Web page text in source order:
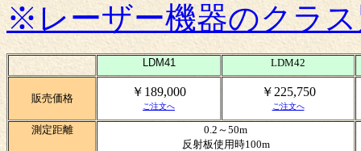
※レーザー機器のクラ
LDM41 LDM42
販売価格 ￥189,000
ご注文へ
￥225,750
ご注文へ
測定距離
0.2～50m
反射板使用時100m